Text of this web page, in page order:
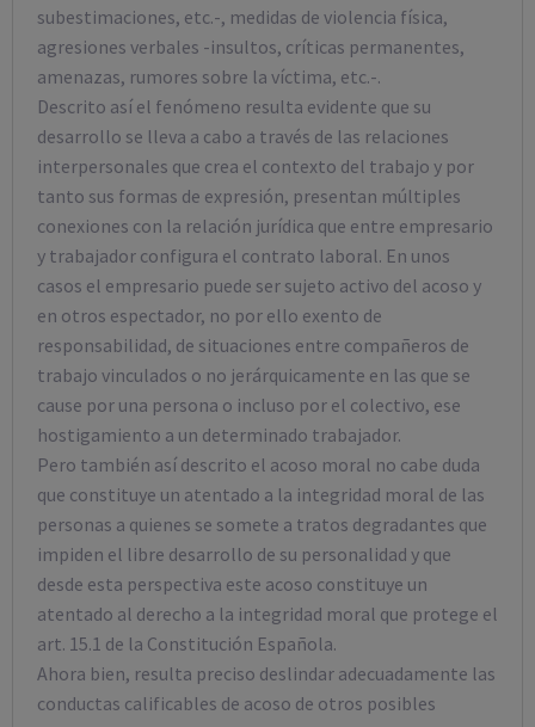
subestimaciones, etc.-, medidas de violencia física,
agresiones verbales -insultos, críticas permanentes,
amenazas, rumores sobre la víctima, etc.-.
Descrito así el fenómeno resulta evidente que su
desarrollo se lleva a cabo a través de las relaciones
interpersonales que crea el contexto del trabajo y por
tanto sus formas de expresión, presentan múltiples
conexiones con la relación jurídica que entre empresario
y trabajador configura el contrato laboral. En unos
casos el empresario puede ser sujeto activo del acoso y
en otros espectador, no por ello exento de
responsabilidad, de situaciones entre compañeros de
trabajo vinculados o no jerárquicamente en las que se
cause por una persona o incluso por el colectivo, ese
hostigamiento a un determinado trabajador.
Pero también así descrito el acoso moral no cabe duda
que constituye un atentado a la integridad moral de las
personas a quienes se somete a tratos degradantes que
impiden el libre desarrollo de su personalidad y que
desde esta perspectiva este acoso constituye un
atentado al derecho a la integridad moral que protege el
art. 15.1 de la Constitución Española.
Ahora bien, resulta preciso deslindar adecuadamente las
conductas calificables de acoso de otros posibles